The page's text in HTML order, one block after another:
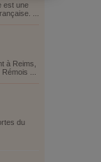
est une
...
à Reims,
...
du